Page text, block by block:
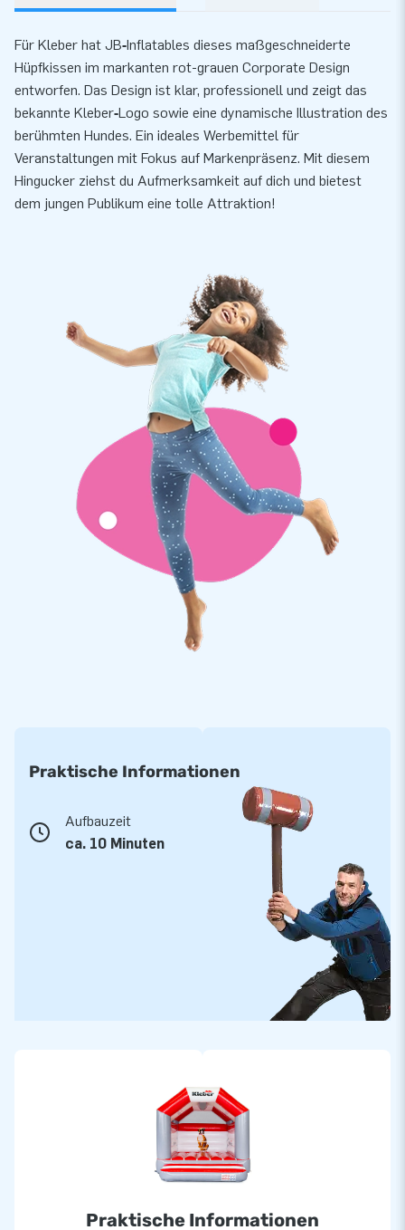
Für Kleber hat JB‑Inflatables dieses maßgeschneiderte
Hüpfkissen im markanten rot-grauen Corporate Design
entworfen. Das Design ist klar, professionell und zeigt das
bekannte Kleber‑Logo sowie eine dynamische Illustration des
berühmten Hundes. Ein ideales Werbemittel für
Veranstaltungen mit Fokus auf Markenpräsenz. Mit diesem
Hingucker ziehst du Aufmerksamkeit auf dich und bietest
dem jungen Publikum eine tolle Attraktion!
Praktische Informationen
Aufbauzeit
ca. 10 Minuten
Praktische Informationen